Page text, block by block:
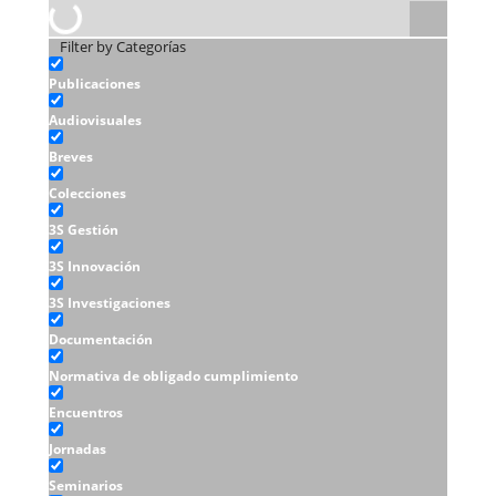
Filter by Categorías
Publicaciones
Audiovisuales
Breves
Colecciones
3S Gestión
3S Innovación
3S Investigaciones
Documentación
Normativa de obligado cumplimiento
Encuentros
Jornadas
Seminarios